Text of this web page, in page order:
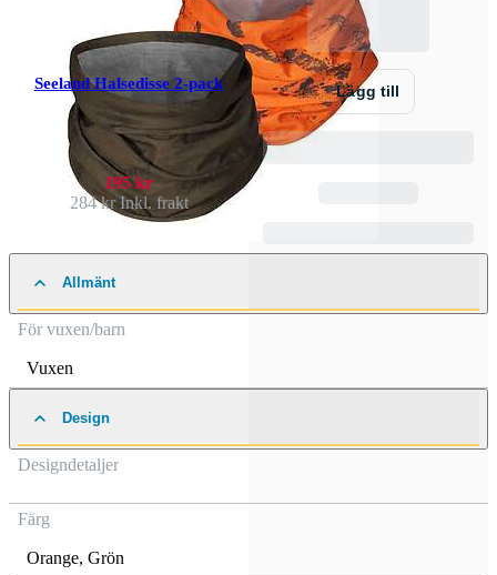
Seeland Halsedisse 2-pack
195 kr
284 krInkl. frakt
Lägg till
Allmänt
För vuxen/barn
Vuxen
Design
Designdetaljer
Färg
Orange, Grön